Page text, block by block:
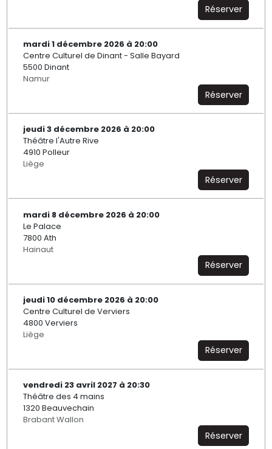
Réserver
mardi 1 décembre 2026 à 20:00
Centre Culturel de Dinant - Salle Bayard
5500 Dinant
Namur
Réserver
jeudi 3 décembre 2026 à 20:00
Théâtre l'Autre Rive
4910 Polleur
Liège
Réserver
mardi 8 décembre 2026 à 20:00
Le Palace
7800 Ath
Hainaut
Réserver
jeudi 10 décembre 2026 à 20:00
Centre Culturel de Verviers
4800 Verviers
Liège
Réserver
vendredi 23 avril 2027 à 20:30
Théâtre des 4 mains
1320 Beauvechain
Brabant Wallon
Réserver